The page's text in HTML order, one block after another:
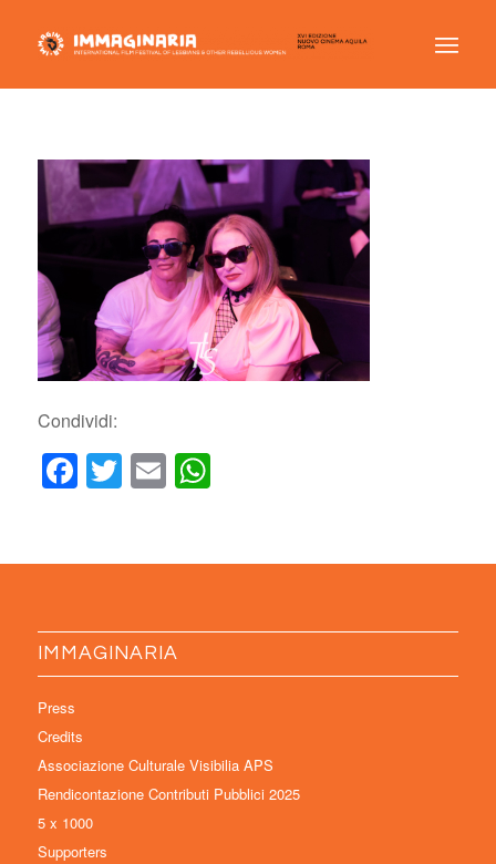
Condividi:
Facebook
Twitter
EmailWhatsApp
IMMAGINARIA
Press
Credits
Associazione Culturale Visibilia APS
Rendicontazione Contributi Pubblici 2025
5 x 1000
Supporters